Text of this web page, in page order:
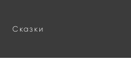
Сказки